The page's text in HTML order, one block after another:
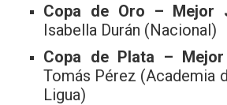
Copa de Oro – Mejor
Isabella Durán (Nacional)
Copa de Plata –
Tomás Pérez (Academia
Ligua)